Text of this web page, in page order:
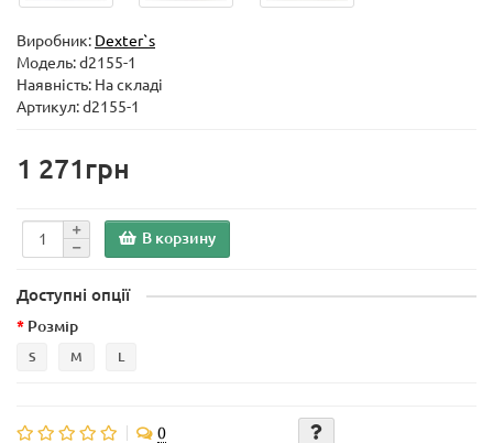
Виробник: Dexter`s
Модель:d2155-1
Наявність: На складі
Артикул: d2155-1
1 271грн
В корзину
Доступні опції
Розмір
S M L
0